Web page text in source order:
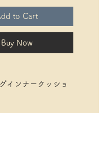
to Cart
Buy Now
インナークッショ